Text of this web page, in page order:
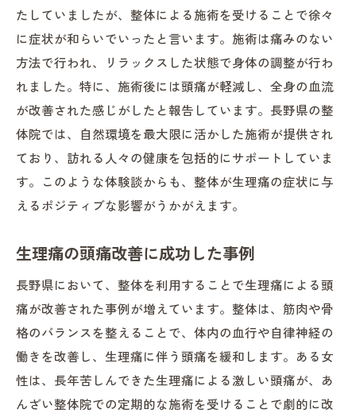
たしていましたが、整体による施術を受けることで徐々
に症状が和らいでいったと言います。施術は痛みのない
方法で行われ、リラックスした状態で身体の調整が行わ
れました。特に、施術後には頭痛が軽減し、全身の血流
が改善された感じがしたと報告しています。長野県の整
体院では、自然環境を最大限に活かした施術が提供され
ており、訪れる人々の健康を包括的にサポートしていま
す。このような体験談からも、整体が生理痛の症状に与
えるポジティブな影響がうかがえます。
生理痛の頭痛改善に成功した事例
長野県において、整体を利用することで生理痛による頭
痛が改善された事例が増えています。整体は、筋肉や骨
格のバランスを整えることで、体内の血行や自律神経の
働きを改善し、生理痛に伴う頭痛を緩和します。ある女
性は、長年苦しんできた生理痛による激しい頭痛が、あ
んざい整体院での定期的な施術を受けることで劇的に改